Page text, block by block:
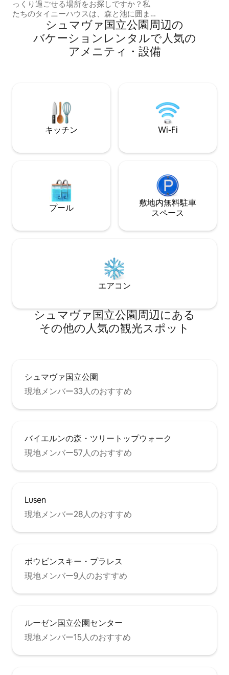
っくり過ごせる場所をお探しですか？私
たちのタイニーハウスは、森と池に囲ま
れた自然の中にある居心地の良いモダン
な家です。ミニマリストながら考え抜か
れたインテリアと、ジャグジーとサウナ
（サウナは料金に含まれていません）の
れはあなたがスローダウンし、エネルギ
ーを充電し、忘れられない思い出を家に
持ち帰る体験です。
ら池の素晴らしい
い。 羊の群れが
ます。 宿泊施設
シュマヴァ国立公園⁠周⁠辺⁠の
バ⁠ケ⁠ー⁠シ⁠ョ⁠ン⁠レ⁠ン⁠タ⁠ル⁠で人⁠気⁠の
ア⁠メ⁠ニ⁠テ⁠ィ⁠・⁠設⁠備
キッチン Wi-Fi
プール
敷地内無料駐⁠車
ス⁠ペ⁠ー⁠ス
エアコン
シュマヴァ国立公園⁠周⁠辺⁠に⁠あ⁠る
そ⁠の⁠他⁠の人⁠気⁠の観⁠光⁠ス⁠ポ⁠ッ⁠ト
シュマヴァ国立公園
現地メンバー33人のおすすめ
バイエルンの森・ツリートップウォーク
現地メンバー57人のおすすめ
Lusen
現地メンバー28人のおすすめ
ボウビンスキー・プラレス
現地メンバー9人のおすすめ
ルーゼン国立公園センター
現地メンバー15人のおすすめ